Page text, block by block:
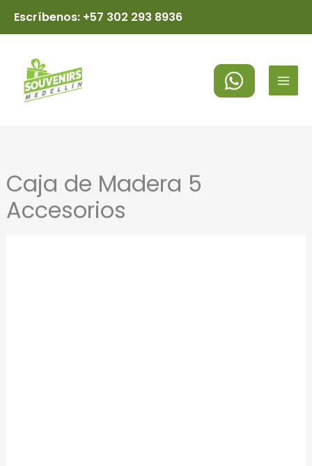
Escríbenos: +57 302 293 8936
Caja de Madera 5
Accesorios